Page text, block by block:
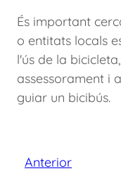
És important
o entitats locals
l'ús de la
assessorament i
guiar un bicibús.
Anterior